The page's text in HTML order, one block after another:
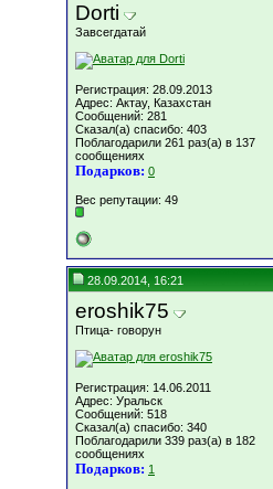
Dorti
Завсегдатай
Регистрация: 28.09.2013
Адрес: Актау, Казахстан
Сообщений: 281
Сказал(а) спасибо: 403
Поблагодарили 261 раз(а) в 137
сообщениях
Подарков: 0
Вес репутации: 49
28.09.2014, 16:21
eroshik75
Птица- говорун
Регистрация: 14.06.2011
Адрес: Уральск
Сообщений: 518
Сказал(а) спасибо: 340
Поблагодарили 339 раз(а) в 182
сообщениях
Подарков: 1